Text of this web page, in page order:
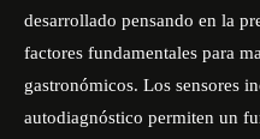
desarrollado pensando en la
factores fundamentales para
gastronómicos. Los sensores
autodiagnóstico permiten un